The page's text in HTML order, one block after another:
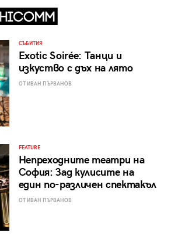
СЪБИТИЯ
Exotic Soirée: Танци и
изкуство с дъх на лято
ОТ ИВАН ПЪРВАНОВ
FEATURE
Непреходните театри на
София: Зад кулисите на
един по-различен спектакъл
ОТ ИВАН ПЪРВАНОВ